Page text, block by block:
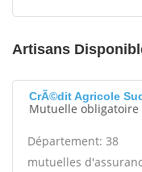
Artisans
CrÃ©dit Agricole
Mutuelle
Département: 38
mutuelles